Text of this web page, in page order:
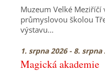
Muzeum Velké
průmyslovou školou
výstavu…
1. srpna 2026 - 8. srpna
Magická akademie